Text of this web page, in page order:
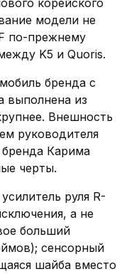
корейского
модели не
по-прежнему
K5 и Quoris.
бренда с
выполнена из
Внешность
руководителя
бренда Карима
черты.
руля R-
а не
больший
сенсорный
шайба вместо